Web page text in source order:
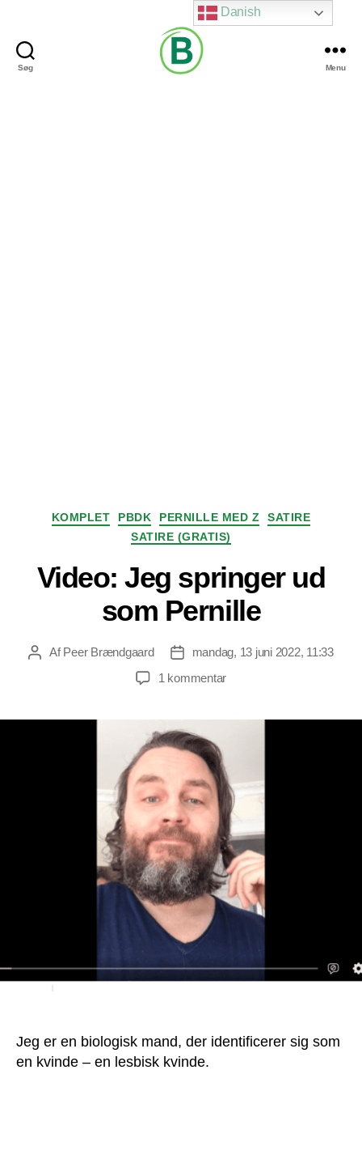
Søg Menu
Kategorier
KOMPLET PBDK PERNILLE MED Z
SATIRE
SATIRE (GRATIS)
Video: Jeg springer ud
som Pernille
Indlægsforfatter
AfPeer Brændgaard Indlægsdato
mandag, 13 juni 2022, 11:33
1 kommentartil
Pernille
Jeg er en biologisk mand, der identificerer sig som
en kvinde – en lesbisk kvinde.
Danish